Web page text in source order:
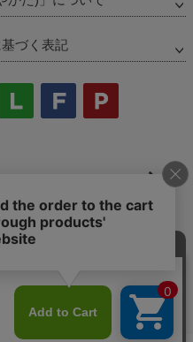
づく表記
特定商取引法お問い合わせ